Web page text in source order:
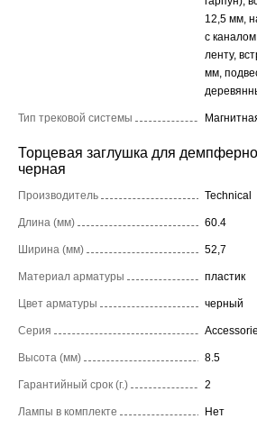
12,5 мм,
с
ленту,
мм,
Тип трековой системы
Торцевая заглушка для
черная
Производитель Technical
Длина (мм) 60.4
Ширина (мм) 52,7
Материал арматуры пластик
Цвет арматуры черный
Серия
Высота (мм) 8.5
Гарантийный срок (г.) 2
Лампы в комплекте Нет